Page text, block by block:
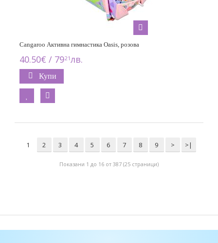
Cangaroo Активна гимнастика Oasis, розoва
40.50€ / 7921лв.
Купи
1 2 3 4 5 6 7 8 9 > >|
Показани 1 до 16 от 387 (25 страници)